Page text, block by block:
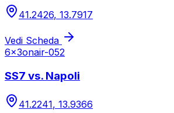
41.2426, 13.7917
Vedi Scheda
6x3onair-052
SS7 vs. Napoli
41.2241, 13.9366